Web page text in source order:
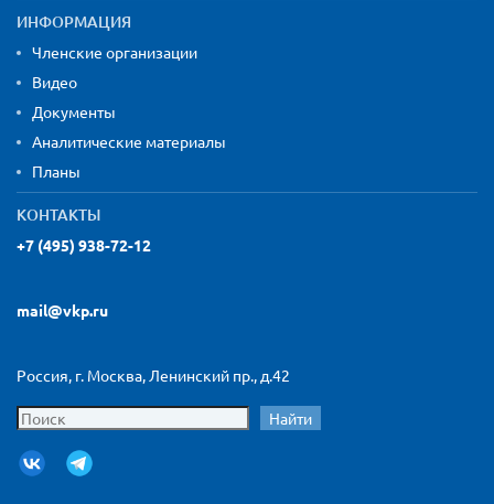
ИНФОРМАЦИЯ
Членские организации
Видео
Документы
Аналитические материалы
Планы
КОНТАКТЫ
+7 (495) 938-72-12
mail@vkp.ru
Россия, г. Москва, Ленинский пр., д.42
Найти